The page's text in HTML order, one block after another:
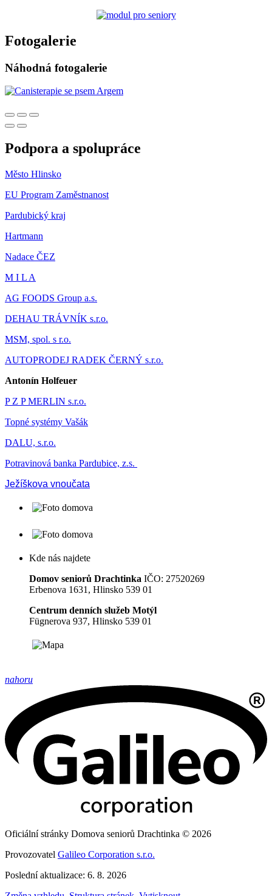
Fotogalerie
Náhodná fotogalerie
Podpora a spolupráce
Město Hlinsko
EU Program Zaměstnanost
Pardubický kraj
Hartmann
Nadace ČEZ
M I L A
AG FOODS Group a.s.
DEHAU TRÁVNÍK s.r.o.
MSM, spol. s r.o.
AUTOPRODEJ RADEK ČERNÝ s.r.o.
Antonín Holfeuer
P Z P MERLIN s.r.o.
Topné systémy Vašák
DALU, s.r.o.
Potravinová banka Pardubice, z.s.
Ježíškova vnoučata
Kde nás najdete
Domov seniorů Drachtinka IČO: 27520269
Erbenova 1631, Hlinsko 539 01
Centrum denních služeb Motýl
Fügnerova 937, Hlinsko 539 01
nahoru
Oficiální stránky Domova seniorů Drachtinka © 2026
Provozovatel Galileo Corporation s.r.o.
Poslední aktualizace: 6. 8. 2026